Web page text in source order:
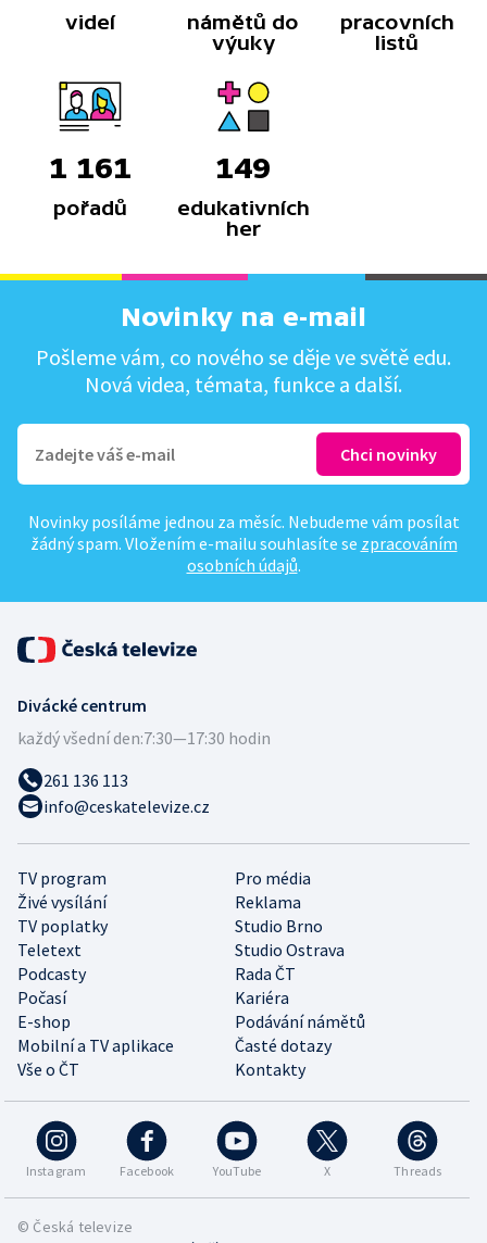
videí
námětů do
výuky
pracovních
listů
1 161
pořadů
149
edukativních
her
Novinky na e-mail
Pošleme vám, co nového se děje ve světě edu.
Nová videa, témata, funkce a další.
Novinky posíláme jednou za měsíc. Nebudeme vám posílat
žádný spam. Vložením e-mailu souhlasíte se zpracováním
osobních údajů.